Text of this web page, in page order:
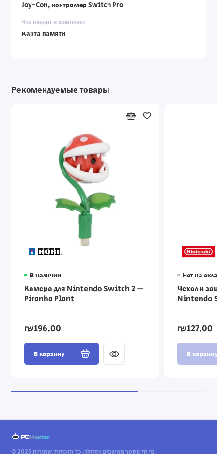
Joy-Con, контроллер Switch Pro
Что входит в комплект
Карта памяти
Рекомендуемые товары
В наличии
Камера для Nintendo Switch 2 —
Piranha Plant
₪196.00
В корзину
Нет на
Чехол и
Nintendo
₪127.00
В корзину
© 2025 פי סי מסטר מחשבים וסלולר. כל הזכויות שמורות.